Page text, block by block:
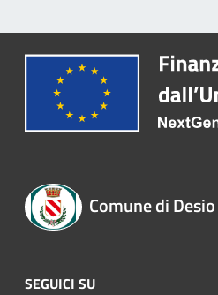
Comune di Desio
SEGUICI SU